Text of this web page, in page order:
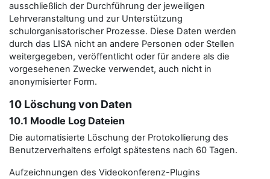
ausschließlich der Durchführung der jeweiligen
Lehrveranstaltung und zur Unterstützung
schulorganisatorischer Prozesse. Diese Daten werden
durch das LISA nicht an andere Personen oder Stellen
weitergegeben, veröffentlicht oder für andere als die
vorgesehenen Zwecke verwendet, auch nicht in
anonymisierter Form.
10 Löschung von Daten
10.1 Moodle Log Dateien
Die automatisierte Löschung der Protokollierung des
Benutzerverhaltens erfolgt spätestens nach 60 Tagen.
Aufzeichnungen des Videokonferenz-Plugins